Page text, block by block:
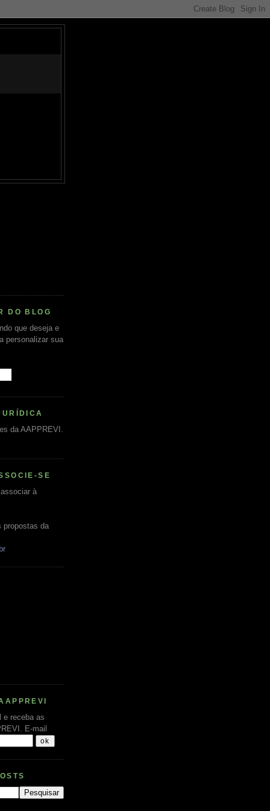
DO BLOG
que deseja e
personalizar sua
da AAPPREVI.
SE
à
propostas da
e receba as
E-mail